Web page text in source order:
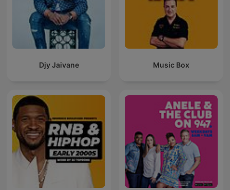
Djy Jaivane Music Box